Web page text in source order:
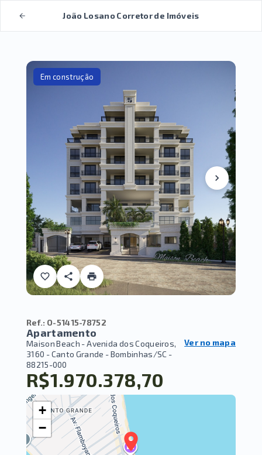
João Losano Corretor de Imóveis
Em construção
Ref.: O-51415-78752
Apartamento
Maison Beach -Avenida dos Coqueiros,
3160 - Canto Grande - Bombinhas/SC -
88215-000
Ver no mapa
R$1.970.378,70
+
−